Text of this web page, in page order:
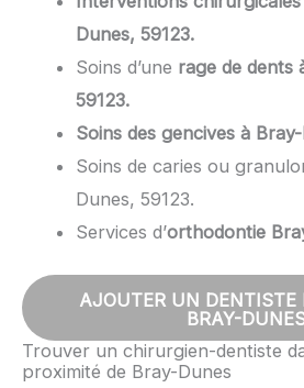
Dunes, 59123.
Soins d’une rage de dents
59123.
Soins des gencives à
Soins de caries ou
Dunes, 59123.
Services d’orthodontie
AJOUTER UN DENTISTE
BRAY-
Trouver un chirurgien-dentiste
proximité de Bray-Dunes